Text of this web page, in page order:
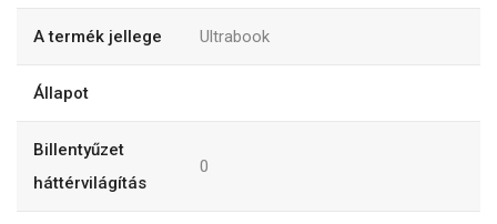
A termék jellege Ultrabook
Állapot
Billentyűzet
háttérvilágítás
0